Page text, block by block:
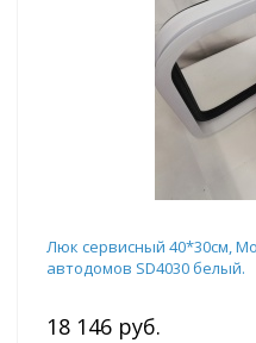
Люк сервисный 40*30см,
автодомов SD4030 белый.
18 146 руб.